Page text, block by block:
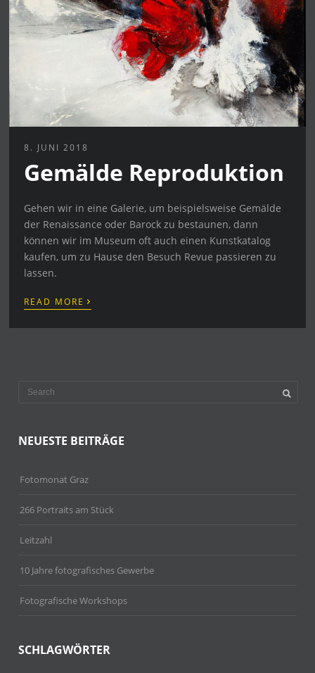
8. JUNI 2018
Gemälde Reproduktion
Gehen wir in eine Galerie, um beispielsweise Gemälde
der Renaissance oder Barock zu bestaunen, dann
können wir im Museum oft auch einen Kunstkatalog
kaufen, um zu Hause den Besuch Revue passieren zu
lassen.
READ MORE ›
NEUESTE BEITRÄGE
Fotomonat Graz
266 Portraits am Stück
Leitzahl
10 Jahre fotografisches Gewerbe
Fotografische Workshops
SCHLAGWÖRTER